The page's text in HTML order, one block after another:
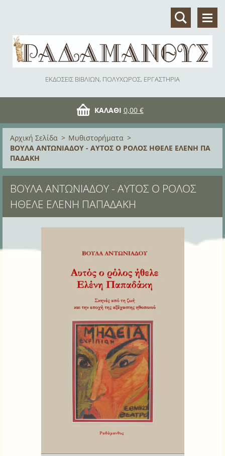
ΕΚΔΟΣΕΙΣ ΒΙΒΛΙΩΝ, ΠΟΛΥΧΩΡΟΣ, ΕΡΓΑΣΤΗΡΙΑ
ΚΑΛΆΘΙ 0,00 €
Αρχική Σελίδα > Μυθιστορήματα >
ΒΟΥΛΑ ΑΝΤΩΝΙΑΔΟΥ - ΑΥΤΟΣ Ο ΡΟΛΟΣ ΗΘΕΛΕ ΕΛΕΝΗ ΠΑ
ΠΑΔΑΚΗ
ΒΟΥΛΑ ΑΝΤΩΝΙΑΔΟΥ - ΑΥΤΟΣ Ο ΡΟΛΟΣ
ΗΘΕΛΕ ΕΛΕΝΗ ΠΑΠΑΔΑΚΗ